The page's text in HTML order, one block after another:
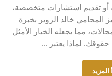
أو تقديم استشارات متخصصة،
المحامي خالد الزوير بخبرة
مما يجعله الخيار الأمثل
حقوقك. لماذا يعتبر ...
المزيد